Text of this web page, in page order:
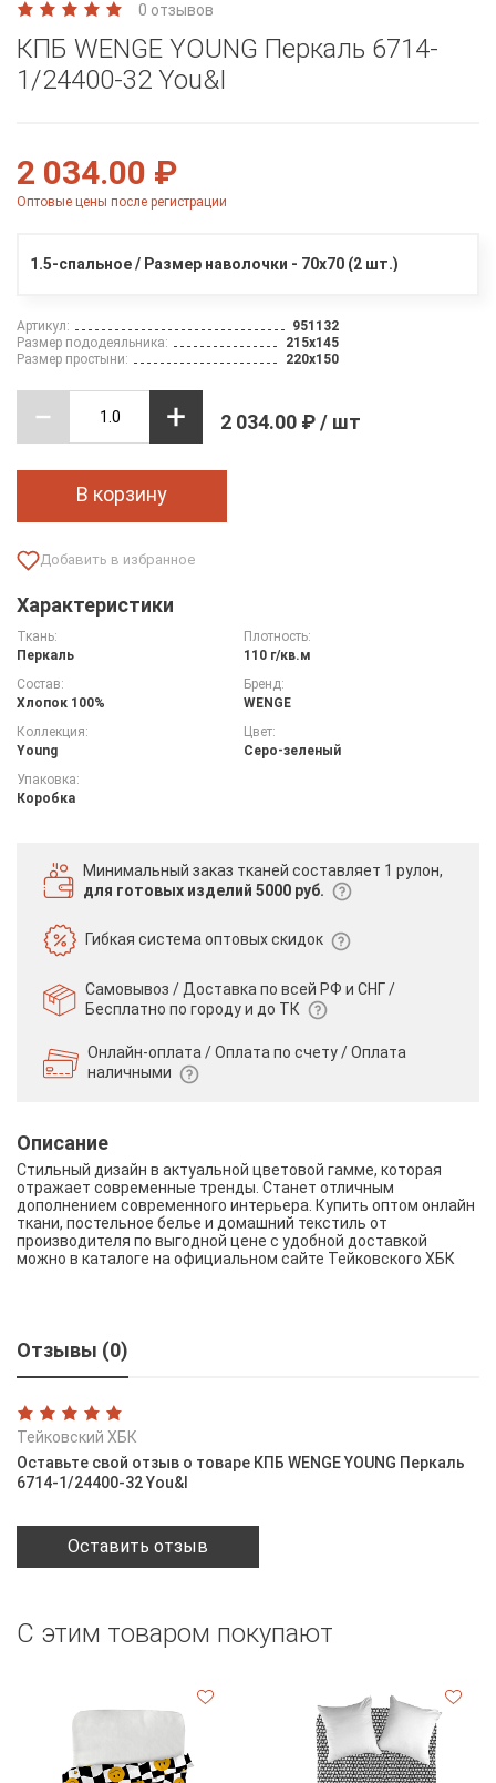
0 отзывов
КПБ WENGE YOUNG Перкаль 6714-
1/24400-32 You&I
2 034.00 ₽
Оптовые цены после регистрации
1.5-спальное / Размер наволочки - 70х70 (2 шт.)
Артикул:
951132
Размер пододеяльника:
215х145
Размер простыни:
220х150
2 034.00 ₽ / шт
В корзину
Характеристики
Ткань:
Перкаль
Плотность:
110 г/кв.м
Состав:
Хлопок 100%
Бренд:
WENGE
Коллекция:
Young
Цвет:
Серо-зеленый
Упаковка:
Коробка
Минимальный заказ тканей составляет 1 рулон,
для готовых изделий 5000 руб.
Гибкая системаоптовых скидок
Самовывоз / Доставка по всей РФ и СНГ /
Бесплатно по городу и до ТК
Онлайн-оплата / Оплата по счету /Оплата
наличными
Описание
Стильный дизайн в актуальной цветовой гамме, которая
отражает современные тренды. Станет отличным
дополнением современного интерьера. Купить оптом онлайн
ткани, постельное белье и домашний текстиль от
производителя по выгодной цене с удобной доставкой
можно в каталоге на официальном сайте Тейковского ХБК
Отзывы (0)
Тейковский ХБК
Оставьте свой отзыв о товаре КПБ WENGE YOUNG Перкаль
6714-1/24400-32 You&I
Оставить отзыв
С этим товаром покупают